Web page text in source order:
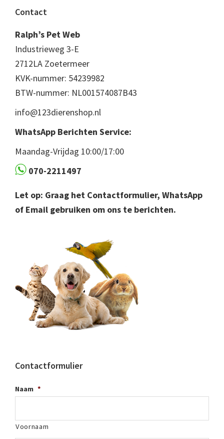
Footer
Contact
Ralph’s Pet Web
Industrieweg 3-E
2712LA Zoetermeer
KVK-nummer: 54239982
BTW-nummer: NL001574087B43
info@123dierenshop.nl
WhatsApp Berichten Service:
Maandag-Vrijdag 10:00/17:00
070-2211497
Let op: Graag het Contactformulier, WhatsApp
of Email gebruiken om ons te berichten.
Contactformulier
Naam *
Voornaam